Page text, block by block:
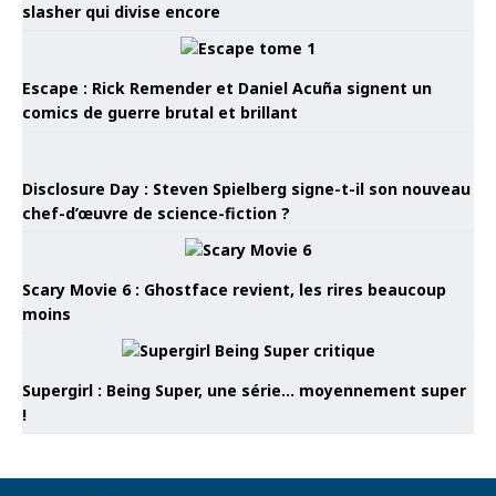
slasher qui divise encore
Escape : Rick Remender et Daniel Acuña signent un
comics de guerre brutal et brillant
Disclosure Day : Steven Spielberg signe-t-il son nouveau
chef-d’œuvre de science-fiction ?
Scary Movie 6 : Ghostface revient, les rires beaucoup
moins
Supergirl : Being Super, une série… moyennement super
!